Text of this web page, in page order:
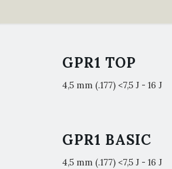
GPR1 TOP
4,5 mm (.177) <7,5 J - 16 J
GPR1 BASIC
4,5 mm (.177) <7,5 J - 16 J